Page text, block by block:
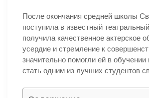
После окончания средней школы
поступила в известный
получила качественное актерское
усердие и стремление к
значительно помогли ей в
стать одним из лучших студентов